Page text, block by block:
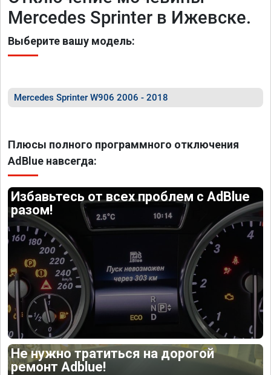
Mercedes Sprinter в Ижевске.
Выберите вашу модель:
Mercedes Sprinter W906 2006 - 2018
Плюсы полного программного отключения
AdBlue навсегда:
Избавьтесь от всех проблем с AdBlue
разом!
Не нужно тратиться на дорогой
ремонт Adblue!